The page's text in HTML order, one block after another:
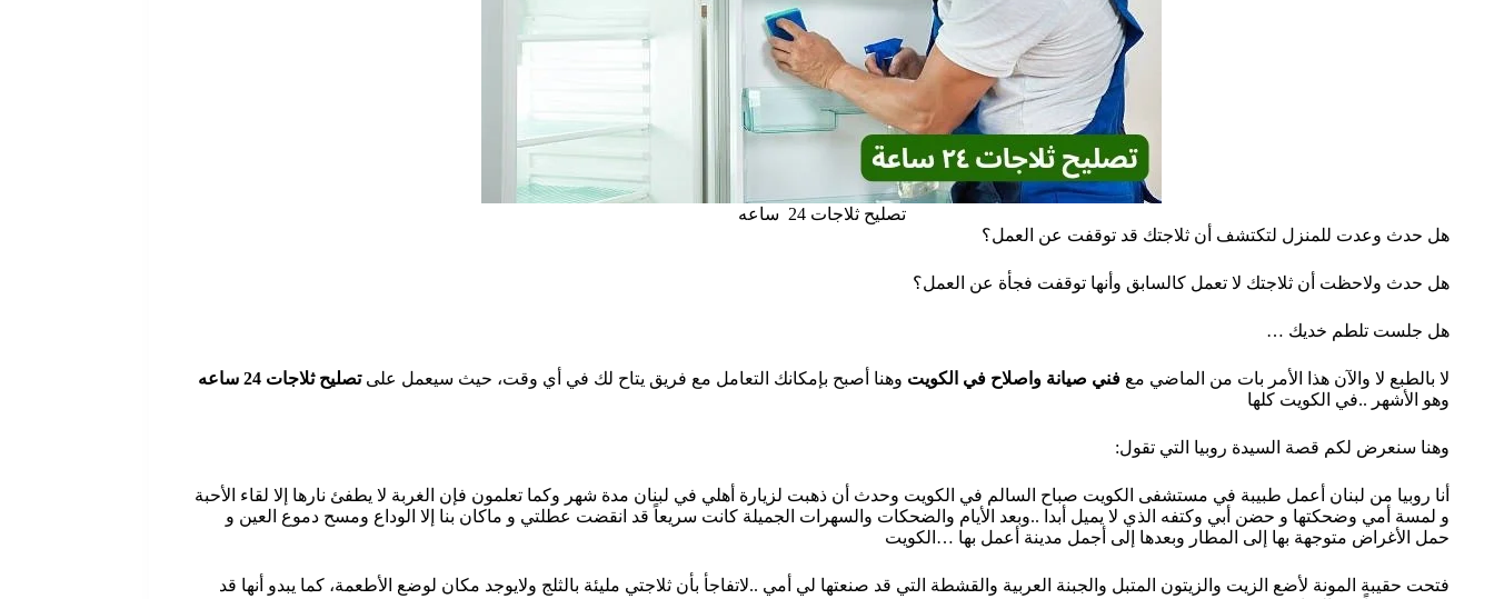
تصليح ثلاجات 24 ساعه
هل حدث وعدت للمنزل لتكتشف أن ثلاجتك قد توقفت عن العمل؟
هل حدث ولاحظت أن ثلاجتك لا تعمل كالسابق وأنها توقفت فجأة عن العمل؟
هل جلست تلطم خديك …
لا بالطبع لا والآن هذا الأمر بات من الماضي مع فني صيانة واصلاح في الكويت وهنا أصبح بإمكانك التعامل مع فريق يتاح لك في أي وقت، حيث سيعمل علىتصليح ثلاجات 24 ساعه
وهو الأشهر ..في الكويت كلها
وهنا سنعرض لكم قصة السيدة روبيا التي تقول:
أنا روبيا من لبنان أعمل طبيبة في مستشفى الكويت صباح السالم في الكويت وحدث أن ذهبت لزيارة أهلي في لبنان مدة شهر وكما تعلمون فإن الغربة لا يطفئ نارها إلا لقاء الأحبة
و لمسة أمي وضحكتها و حضن أبي وكتفه الذي لا يميل أبدا ..وبعد الأيام والضحكات والسهرات الجميلة كانت سريعاً قد انقضت عطلتي و ماكان بنا إلا الوداع ومسح دموع العين و
حمل الأغراض متوجهة بها إلى المطار وبعدها إلى أجمل مدينة أعمل بها …الكويت
فتحت حقيبة المونة لأضع الزيت والزيتون المتبل والجبنة العربية والقشطة التي قد صنعتها لي أمي ..لاتفاجأ بأن ثلاجتي مليئة بالثلج ولايوجد مكان لوضع الأطعمة، كما يبدو أنها قد